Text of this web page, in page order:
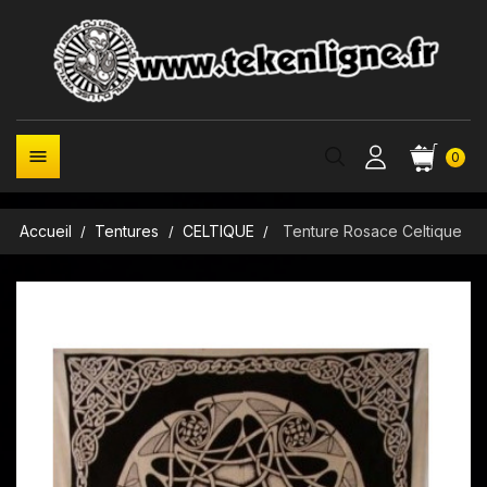
0

Accueil Tentures CELTIQUE Tenture Rosace Celtique